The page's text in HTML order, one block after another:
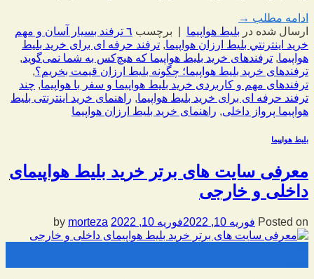
ادامه مطلب →
ارسال شده در بلیط هواپیما برچسب
٦ ترفند بسیار آسان و مهم
خريد اينترنتي بليط ارزان هواپيما, ترفند حرفه ای برای خرید بلیط
هواپیما, ترفندهای خرید بلیط هواپیما که هیچ‌کس به شما نمی‌گوید,
ترفندهای خرید بلیط هواپیما؛ چگونه بلیط ارزان قیمت بخریم؟,
ترفندهای مهم و کاربردی خرید بلیط هواپیما و سفر با هواپیما, چند
ترفند حرفه ای برای خرید بلیط هواپیما, راهنمای خرید اینترنتی بلیط
هواپیما پرواز داخلی, راهنمای خرید بلیط ارزان هواپیما
بلیط هواپیما
معرفی سایت های برتر خرید بلیط هواپیمای
داخلی و خارجی
Posted on فوریه 10, 2022 فوریه 10, 2022 morteza